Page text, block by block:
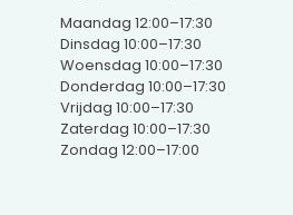
Maandag 12:00–17:30
Dinsdag 10:00–17:30
Woensdag 10:00–17:30
Donderdag 10:00–17:30
Vrijdag 10:00–17:30
Zaterdag 10:00–17:30
Zondag 12:00–17:00